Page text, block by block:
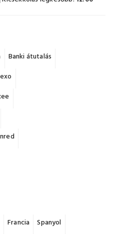
Banki átutalás
Francia Spanyol